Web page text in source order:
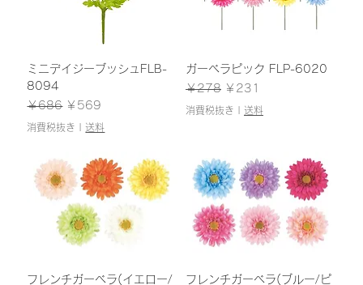
ミニデイジーブッシュFLB-
8094
通常価格
￥686 セール価格
￥569
消費税抜き 送料
ガーベラピック FLP-6020
通常価格
￥278 セール価格
￥231
消費税抜き 送料
フレンチガーベラ(イエロー/ フレンチガーベラ(ブルー/ピ